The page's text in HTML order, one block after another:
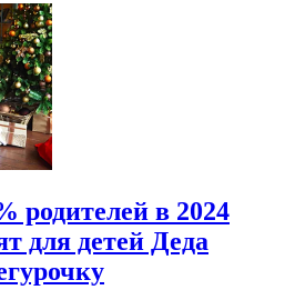
родителей в 2024
для детей Деда